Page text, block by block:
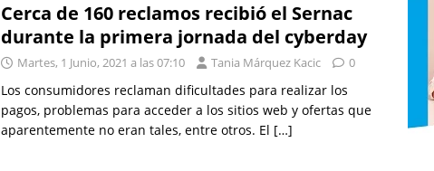
Cerca de 160 reclamos recibió el Sernac
durante la primera jornada del cyberday
Martes, 1 Junio, 2021 a las 07:10 Tania Márquez Kacic 0
Los consumidores reclaman dificultades para realizar los
pagos, problemas para acceder a los sitios web y ofertas que
aparentemente no eran tales, entre otros. El […]